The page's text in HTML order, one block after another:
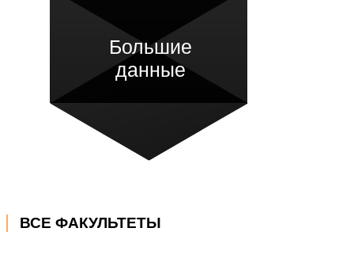
Большие
данные
ВСЕ ФАКУЛЬТЕТЫ